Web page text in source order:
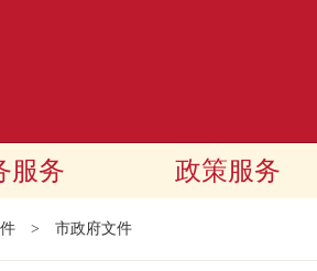
服务 政策服务
> 市政府文件